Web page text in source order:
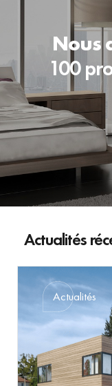
Nous
100
Actualités
Actualités